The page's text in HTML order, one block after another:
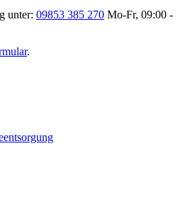
unter: 09853 385 270 Mo-Fr, 09:00 -
.